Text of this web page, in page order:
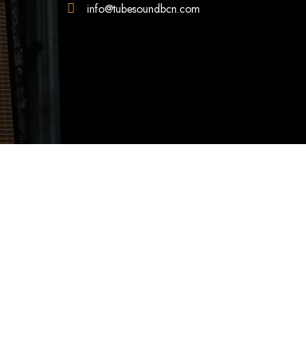
info@tubesoundbcn.com